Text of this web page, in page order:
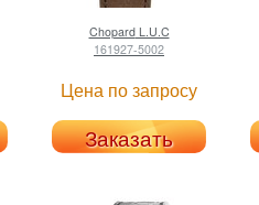
ChopardL.U.C
161927-5002
Цена по запросу
Заказать